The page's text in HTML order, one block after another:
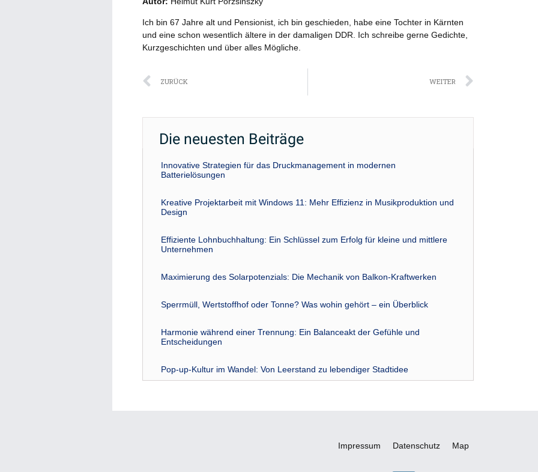
Ich bin 67 Jahre alt und Pensionist, ich bin geschieden, habe eine Tochter in Kärnten
und eine schon wesentlich ältere in der damaligen DDR. Ich schreibe gerne Gedichte,
Kurzgeschichten und über alles Mögliche.
Zurück
ZURÜCK WEITER
Die neuesten Beiträge
Innovative Strategien für das Druckmanagement in modernen
Batterielösungen
Kreative Projektarbeit mit Windows 11: Mehr Effizienz in Musikproduktion und
Design
Effiziente Lohnbuchhaltung: Ein Schlüssel zum Erfolg für kleine und mittlere
Unternehmen
Maximierung des Solarpotenzials: Die Mechanik von Balkon-Kraftwerken
Sperrmüll, Wertstoffhof oder Tonne? Was wohin gehört – ein Überblick
Harmonie während einer Trennung: Ein Balanceakt der Gefühle und
Entscheidungen
Pop-up-Kultur im Wandel: Von Leerstand zu lebendiger Stadtidee
Impressum Datenschutz Map